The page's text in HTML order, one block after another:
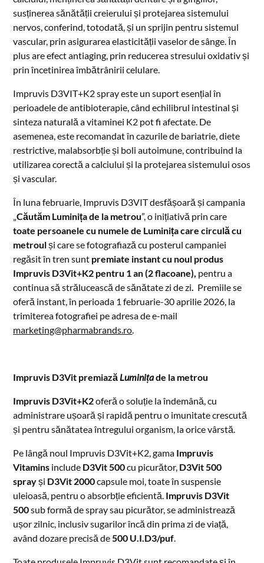
susținerea sănătății creierului și protejarea sistemului
nervos, conferind, totodată, și un sprijin pentru sistemul
vascular, prin asigurarea elasticității vaselor de sânge. În
plus are efect antiaging, prin reducerea stresului oxidativ și
prin încetinirea îmbătrânirii celulare.
Impruvis D3VIT+K2 spray este un suport esențial în
perioadele de antibioterapie, când echilibrul intestinal și
sinteza naturală a vitaminei K2 pot fi afectate. De
asemenea, este recomandat în cazurile de bariatrie, diete
restrictive, malabsorbție și boli autoimune, contribuind la
utilizarea corectă a calciului și la protejarea sistemului osos
și vascular.
În luna februarie, Impruvis D3VIT desfășoară și campania
„Căutăm Luminița de la metrou”, o inițiativă prin care
toate persoanele cu numele de Luminița care circulă cu
metroulși care se fotografiază cu posterul campaniei
regăsit în tren sunt premiate instant cu noul produs
Impruvis D3Vit+K2 pentru 1 an (2 flacoane), pentru a
continua să strălucească de sănătate zi de zi. Premiile se
oferă instant, în perioada 1 februarie-30 aprilie 2026, la
trimiterea fotografiei pe adresa de e-mail
marketing@pharmabrands.ro.
Impruvis D3Vit premiază Luminițade la metrou
Impruvis D3Vit+K2oferă o soluție la îndemână, cu
administrare ușoară și rapidă pentru o imunitate crescută
și pentru sănătatea întregului organism, la orice vârstă.
Pe lângă noul Impruvis D3Vit+K2, gama Impruvis
Vitamins include D3Vit 500cu picurător, D3Vit 500
sprayși D3Vit 2000capsule moi, toate în suspensie
uleioasă, pentru o absorbție eficientă. Impruvis D3Vit
500sub formă de spray sau picurător, se administrează
ușor zilnic, inclusiv sugarilor încă din prima zi de viață,
având dozare precisă de500 U.I.D3/puf.